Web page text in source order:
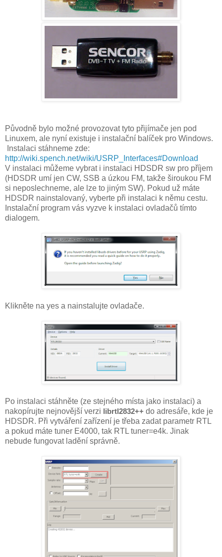
Původně bylo možné provozovat tyto přijímače jen pod
Linuxem, ale nyní existuje i instalační balíček pro Windows.
Instalaci stáhneme zde:
http://wiki.spench.net/wiki/USRP_Interfaces#Download
V instalaci můžeme vybrat i instalaci HDSDR sw pro příjem
(HDSDR umí jen CW, SSB a úzkou FM, takže široukou FM
si neposlechneme, ale lze to jiným SW). Pokud už máte
HDSDR nainstalovaný, vyberte při instalaci k němu cestu.
Instalační program vás vyzve k instalaci ovladačů tímto
dialogem.
Klikněte na yes a nainstalujte ovladače.
Po instalaci stáhněte (ze stejného místa jako instalaci) a
nakopírujte nejnovější verzi librtl2832++ do adresáře, kde je
HDSDR. Při vytváření zařízení je třeba zadat parametr RTL
a pokud máte tuner E4000, tak RTL tuner=e4k. Jinak
nebude fungovat ladění správně.